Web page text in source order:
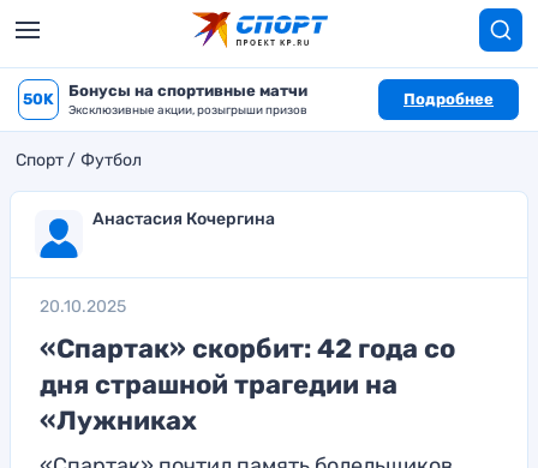
50K Бонусы на спортивные матчи
Эксклюзивные акции, розыгрыши призов
Подробнее
Спорт Футбол
Анастасия Кочергина
20.10.2025
«Спартак» скорбит: 42 года со
дня страшной трагедии на
«Лужниках